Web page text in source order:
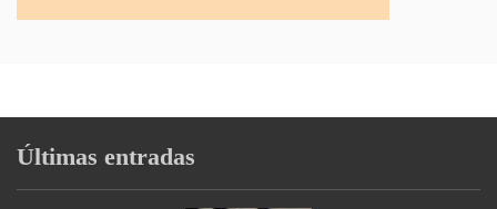
Últimas entradas